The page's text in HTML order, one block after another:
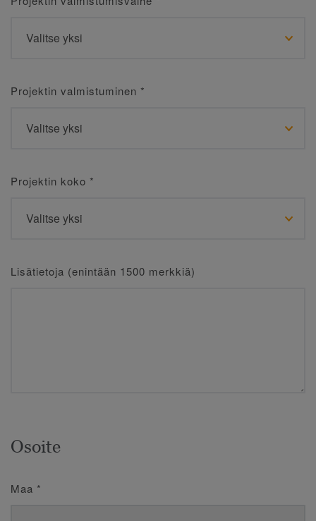
Projektin valmistuminen *
Projektin koko *
Lisätietoja (enintään 1500 merkkiä)
Osoite
Maa *